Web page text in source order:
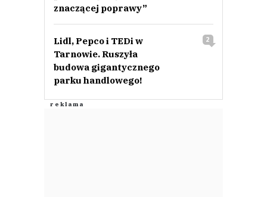
znaczącej poprawy”
Lidl, Pepco i TEDi w
Tarnowie. Ruszyła
budowa gigantycznego
parku handlowego!
2